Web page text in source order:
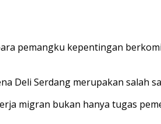
pemangku kepentingan
Deli Serdang merupakan salah
migran bukan hanya tugas